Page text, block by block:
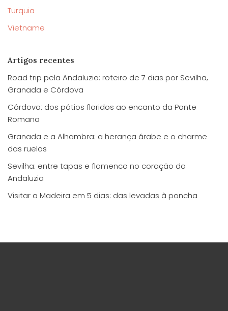
Turquia
Vietname
Artigos recentes
Road trip pela Andaluzia: roteiro de 7 dias por Sevilha,
Granada e Córdova
Córdova: dos pátios floridos ao encanto da Ponte
Romana
Granada e a Alhambra: a herança árabe e o charme
das ruelas
Sevilha: entre tapas e flamenco no coração da
Andaluzia
Visitar a Madeira em 5 dias: das levadas à poncha